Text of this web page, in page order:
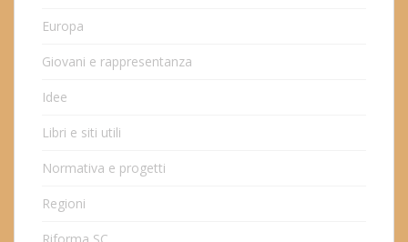
Europa
Giovani e rappresentanza
Idee
Libri e siti utili
Normativa e progetti
Regioni